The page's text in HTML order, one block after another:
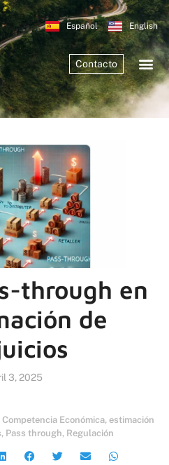
Español English
Contacto
through en
de
3, 2025
Competencia Económica, estimación
, Pass through, Regulación